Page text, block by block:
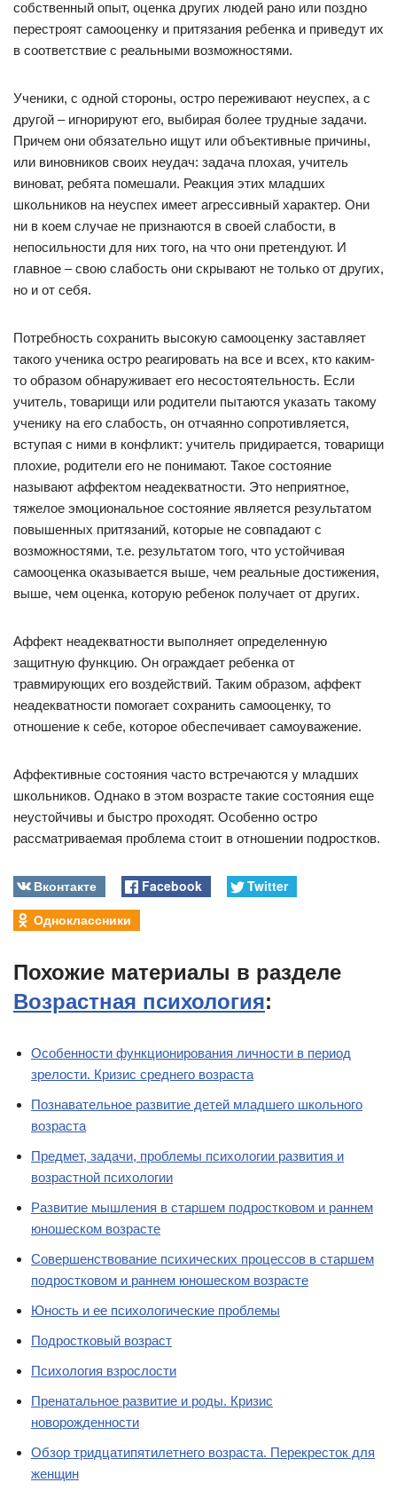
собственный опыт, оценка других людей рано или поздно
перестроят самооценку и притязания ребенка и приведут их
в соответствие с реальными возможностями.
Ученики, с одной стороны, остро переживают неуспех, а с
другой – игнорируют его, выбирая более трудные задачи.
Причем они обязательно ищут или объективные причины,
или виновников своих неудач: задача плохая, учитель
виноват, ребята помешали. Реакция этих младших
школьников на неуспех имеет агрессивный характер. Они
ни в коем случае не признаются в своей слабости, в
непосильности для них того, на что они претендуют. И
главное – свою слабость они скрывают не только от других,
но и от себя.
Потребность сохранить высокую самооценку заставляет
такого ученика остро реагировать на все и всех, кто каким-
то образом обнаруживает его несостоятельность. Если
учитель, товарищи или родители пытаются указать такому
ученику на его слабость, он отчаянно сопротивляется,
вступая с ними в конфликт: учитель придирается, товарищи
плохие, родители его не понимают. Такое состояние
называют аффектом неадекватности. Это неприятное,
тяжелое эмоциональное состояние является результатом
повышенных притязаний, которые не совпадают с
возможностями, т.е. результатом того, что устойчивая
самооценка оказывается выше, чем реальные достижения,
выше, чем оценка, которую ребенок получает от других.
Аффект неадекватности выполняет определенную
защитную функцию. Он ограждает ребенка от
травмирующих его воздействий. Таким образом, аффект
неадекватности помогает сохранить самооценку, то
отношение к себе, которое обеспечивает самоуважение.
Аффективные состояния часто встречаются у младших
школьников. Однако в этом возрасте такие состояния еще
неустойчивы и быстро проходят. Особенно остро
рассматриваемая проблема стоит в отношении подростков.
Вконтакте Facebook
Twitter
Одноклассники
Похожие материалы в разделе
Возрастная психология:
Особенности функционирования личности в период
зрелости. Кризис среднего возраста
Познавательное развитие детей младшего школьного
возраста
Предмет, задачи, проблемы психологии развития и
возрастной психологии
Развитие мышления в старшем подростковом и раннем
юношеском возрасте
Совершенствование психических процессов в старшем
подростковом и раннем юношеском возрасте
Юность и ее психологические проблемы
Подростковый возраст
Психология взрослости
Пренатальное развитие и роды. Кризис
новорожденности
Обзор тридцатипятилетнего возраста. Перекресток для
женщин